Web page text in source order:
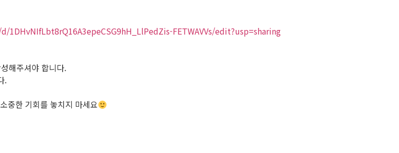
FETWAVVs/edit?usp=sharing
해주셔야 합니다.
.
중한 기회를 놓치지 마세요